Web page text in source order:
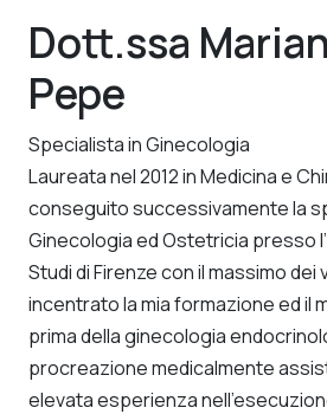
Dott.ssa
Pepe
Specialista in Ginecologia
Laureata nel 2012 in Medicina e
conseguito successivamente la
Ginecologia ed Ostetricia presso
Studi di Firenze con il massimo dei
incentrato la mia formazione ed il
prima della ginecologia
procreazione medicalmente
elevata esperienza